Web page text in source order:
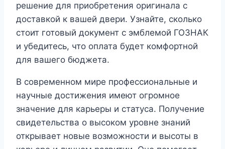
решение для приобретения оригинала с
доставкой к вашей двери. Узнайте, сколько
стоит готовый документ с эмблемой ГОЗНАК
и убедитесь, что оплата будет комфортной
для вашего бюджета.
В современном мире профессиональные и
научные достижения имеют огромное
значение для карьеры и статуса. Получение
свидетельства о высоком уровне знаний
открывает новые возможности и высоты в